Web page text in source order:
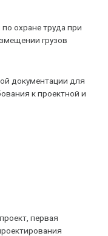
охране труда при
грузов
документации для
к проектной и
первая